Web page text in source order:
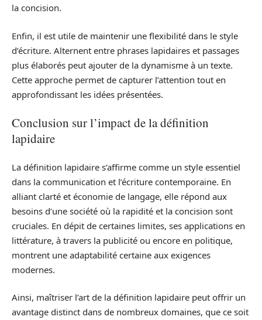
la concision.
Enfin, il est utile de maintenir une flexibilité dans le style
d’écriture. Alternent entre phrases lapidaires et passages
plus élaborés peut ajouter de la dynamisme à un texte.
Cette approche permet de capturer l’attention tout en
approfondissant les idées présentées.
Conclusion sur l’impact de la définition
lapidaire
La définition lapidaire s’affirme comme un style essentiel
dans la communication et l’écriture contemporaine. En
alliant clarté et économie de langage, elle répond aux
besoins d’une société où la rapidité et la concision sont
cruciales. En dépit de certaines limites, ses applications en
littérature, à travers la publicité ou encore en politique,
montrent une adaptabilité certaine aux exigences
modernes.
Ainsi, maîtriser l’art de la définition lapidaire peut offrir un
avantage distinct dans de nombreux domaines, que ce soit